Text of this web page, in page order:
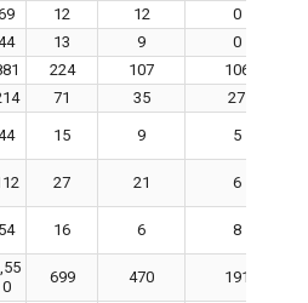
12 12
0
13 9
0
224 107
106
71 35
27
15 9 5
27 21 6
54 16 6 8
0
699 470 191